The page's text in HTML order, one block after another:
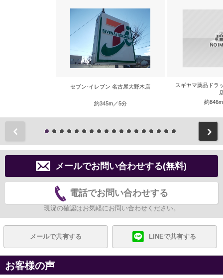
セブン‐イレブン 名古屋大野木店
約345m／5分
スギヤマ薬品ドラ
約
メールでお問い合わせする(無料)
電話でお問い合わせする
現況の確認はお気軽にお問い合わせください。
メールで共有する LINEで共有する
お客様の声